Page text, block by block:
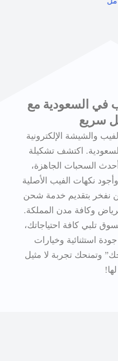
في السعودية مع
سريع
والشيشة الإلكترونية
اكتشف تشكيلة
السحبات الجاهزة،
وأجود نكهات الفيب الأصلية
نفخر بتقديم خدمة شحن
وكافة مدن المملكة.
تلبي كافة احتياجاتك،
استثنائية وخيارات
وتمنحك تجربة لا مثيل
لها!